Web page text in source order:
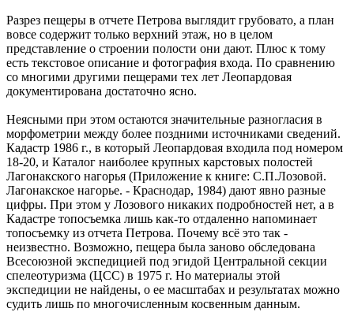
Разрез пещеры в отчете Петрова выглядит грубовато, а план
вовсе содержит только верхний этаж, но в целом
представление о строении полости они дают. Плюс к тому
есть текстовое описание и фотография входа. По сравнению
со многими другими пещерами тех лет Леопардовая
документирована достаточно ясно.
Неясными при этом остаются значительные разногласия в
морфометрии между более поздними источниками сведений.
Кадастр 1986 г., в который Леопардовая входила под номером
18-20, и Каталог наиболее крупных карстовых полостей
Лагонакского нагорья (Приложение к книге: С.П.Лозовой.
Лагонакское нагорье. - Краснодар, 1984) дают явно разные
цифры. При этом у Лозового никаких подробностей нет, а в
Кадастре топосъемка лишь как-то отдаленно напоминает
топосъемку из отчета Петрова. Почему всё это так -
неизвестно. Возможно, пещера была заново обследована
Всесоюзной экспедицией под эгидой Центральной секции
спелеотуризма (ЦСС) в 1975 г. Но материалы этой
экспедиции не найдены, о ее масштабах и результатах можно
судить лишь по многочисленным косвенным данным.